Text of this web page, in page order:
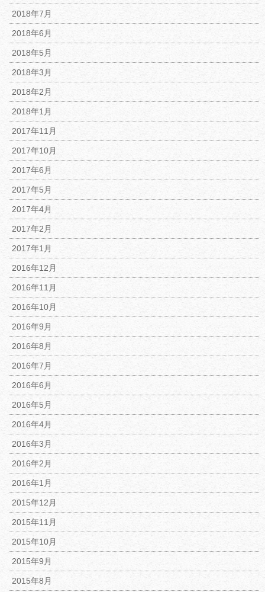
2018年7月
2018年6月
2018年5月
2018年3月
2018年2月
2018年1月
2017年11月
2017年10月
2017年6月
2017年5月
2017年4月
2017年2月
2017年1月
2016年12月
2016年11月
2016年10月
2016年9月
2016年8月
2016年7月
2016年6月
2016年5月
2016年4月
2016年3月
2016年2月
2016年1月
2015年12月
2015年11月
2015年10月
2015年9月
2015年8月